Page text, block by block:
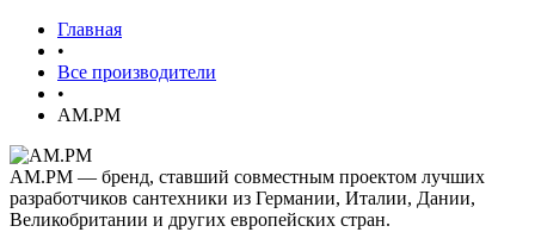
Главная
•
Все производители
•
AM.PM
AM.PM — бренд, ставший совместным проектом лучших
разработчиков сантехники из Германии, Италии, Дании,
Великобритании и других европейских стран.